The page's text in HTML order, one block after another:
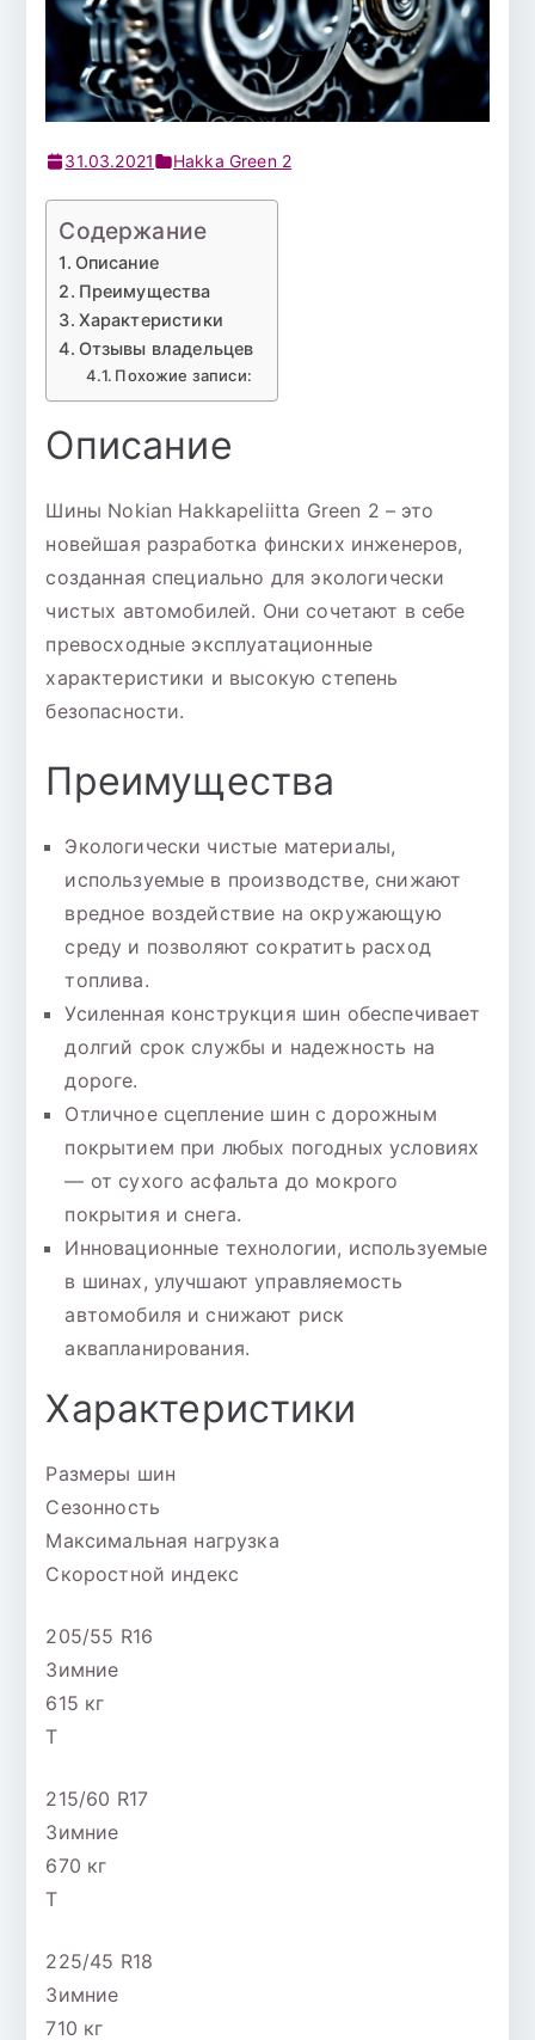
31.03.2021 Hakka Green 2
Содержание
Описание
Преимущества
Характеристики
Отзывы владельцев
Похожие записи:
Описание
Шины Nokian Hakkapeliitta Green 2 – это
новейшая разработка финских инженеров,
созданная специально для экологически
чистых автомобилей. Они сочетают в себе
превосходные эксплуатационные
характеристики и высокую степень
безопасности.
Преимущества
Экологически чистые материалы,
используемые в производстве, снижают
вредное воздействие на окружающую
среду и позволяют сократить расход
топлива.
Усиленная конструкция шин обеспечивает
долгий срок службы и надежность на
дороге.
Отличное сцепление шин с дорожным
покрытием при любых погодных условиях
— от сухого асфальта до мокрого
покрытия и снега.
Инновационные технологии, используемые
в шинах, улучшают управляемость
автомобиля и снижают риск
аквапланирования.
Характеристики
Размеры шин
Сезонность
Максимальная нагрузка
Скоростной индекс
205/55 R16
Зимние
615 кг
T
215/60 R17
Зимние
670 кг
T
225/45 R18
Зимние
710 кг